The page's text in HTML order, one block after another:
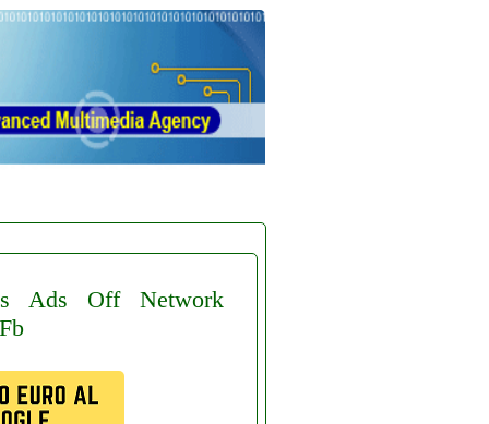
Ads Off
Network